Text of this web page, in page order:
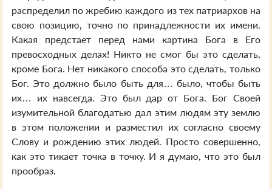
распределил по жребию каждого из тех патриархов на
свою позицию, точно по принадлежности их имени.
Какая предстает перед нами картина Бога в Его
превосходных делах! Никто не смог бы это сделать,
кроме Бога. Нет никакого способа это сделать, только
Бог. Это должно было быть для… было, чтобы быть
их… их навсегда. Это был дар от Бога. Бог Своей
изумительной благодатью дал этим людям эту землю
в этом положении и разместил их согласно своему
Слову и рождению этих людей. Просто совершенно,
как это тикает точка в точку. И я думаю, что это был
прообраз.